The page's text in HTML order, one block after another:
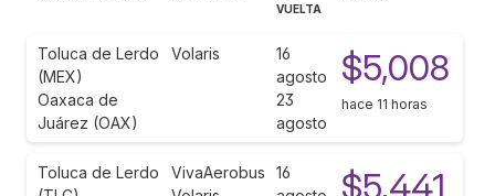
VUELTA
Toluca de Lerdo
(MEX)
Oaxaca de
Juárez (OAX)
Volaris
16
agosto
23
agosto
$5,008
hace 11 horas
Toluca de Lerdo
VivaAerobus
16
$5,441